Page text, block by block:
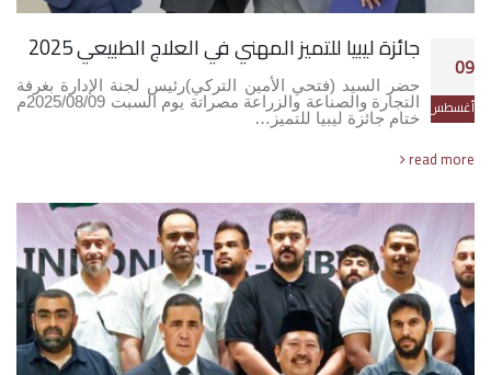
09
أغسطس
جائزة ليبيا للتميز المهني في العلاج الطبيعي 2025
حضر السيد (فتحي الأمين التركي)رئيس لجنة الإدارة بغرفة
التجارة والصناعة والزراعة مصراتة يوم السبت 2025/08/09م
ختام جائزة ليبيا للتميز…
read more